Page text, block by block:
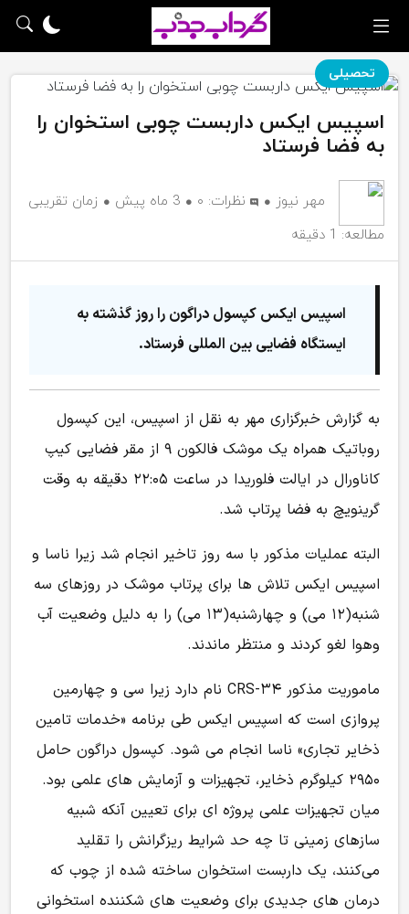
تحصیلی
اسپیس ایکس داربست چوبی استخوان را
به فضا فرستاد
مهر نیوز نظرات: ۰ 3 ماه پیش
زمان تقریبی
مطالعه: 1 دقیقه
اسپیس ایکس کپسول دراگون را روز گذشته به
ایستگاه فضایی بین المللی فرستاد.
به گزارش خبرگزاری مهر به نقل از اسپیس، این کپسول
روباتیک همراه یک موشک فالکون ۹ از مقر فضایی کیپ
کاناورال در ایالت فلوریدا در ساعت ۲۲:۰۵ دقیقه به وقت
گرینویچ به فضا پرتاب شد.
البته عملیات مذکور با سه روز تاخیر انجام شد زیرا ناسا و
اسپیس ایکس تلاش ها برای پرتاب موشک در روزهای سه
شنبه(۱۲ می) و چهارشنبه(۱۳ می) را به دلیل وضعیت آب
وهوا لغو کردند و منتظر ماندند.
ماموریت مذکور CRS-۳۴ نام دارد زیرا سی و چهارمین
پروازی است که اسپیس ایکس طی برنامه «خدمات تامین
ذخایر تجاری» ناسا انجام می شود. کپسول دراگون حامل
۲۹۵۰ کیلوگرم ذخایر، تجهیزات و آزمایش های علمی بود.
میان تجهیزات علمی پروژه ای برای تعیین آنکه شبیه
سازهای زمینی تا چه حد شرایط ریزگرانش را تقلید
می‌کنند، یک داربست استخوان ساخته شده از چوب که
درمان های جدیدی برای وضعیت های شکننده استخوانی